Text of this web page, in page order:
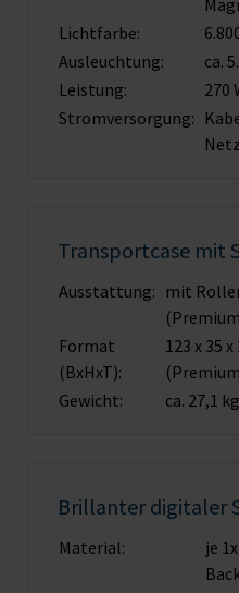
Lichtfarbe:
Ausleuchtung:
ca.
Leistung:
270
Stromversorgung:
Transportcase mit
Ausstattung: mit
Format
(BxHxT):
123 x 35
Gewicht:
ca. 27,1 kg
Brillanter digitaler
Material:
je